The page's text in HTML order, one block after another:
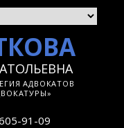
АДВОКАТОВ
91-09